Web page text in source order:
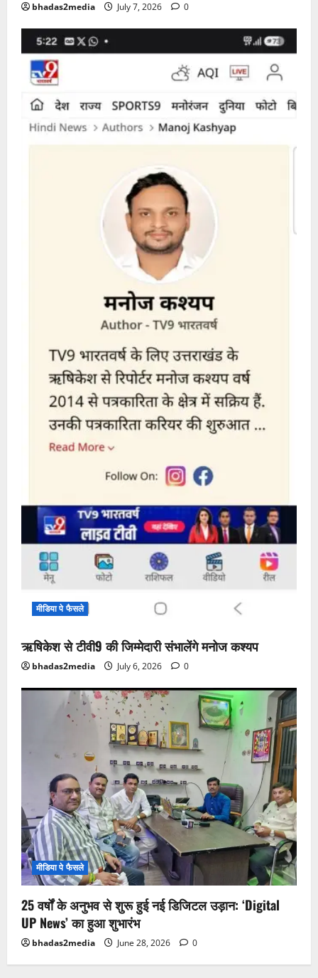
bhadas2media July 7, 2026 0
मीडिया पे फैसले
ऋषिकेश से टीवी9 की जिम्मेदारी संभालेंगे मनोज कश्यप
bhadas2media July 6, 2026 0
मीडिया पे फैसले
25 वर्षों के अनुभव से शुरू हुई नई डिजिटल उड़ान: ‘Digital
UP News’ का हुआ शुभारंभ
bhadas2media June 28, 2026 0